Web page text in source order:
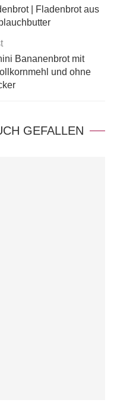
| Fladenbrot aus
Bananenbrot mit
und ohne
GEFALLEN